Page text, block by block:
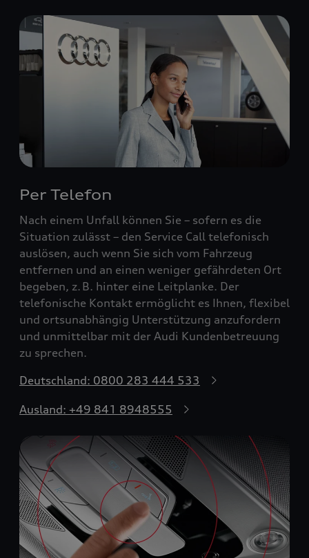
Per Telefon
Nach einem Unfall können Sie – sofern es die
Situation zulässt – den Service Call telefonisch
auslösen, auch wenn Sie sich vom Fahrzeug
entfernen und an einen weniger gefährdeten Ort
begeben, z. B. hinter eine Leitplanke. Der
telefonische Kontakt ermöglicht es Ihnen, flexibel
und ortsunabhängig Unterstützung anzufordern
und unmittelbar mit der Audi Kundenbetreuung
zu sprechen.
Deutschland: 0800 283 444 533
Ausland: +49 841 8948555